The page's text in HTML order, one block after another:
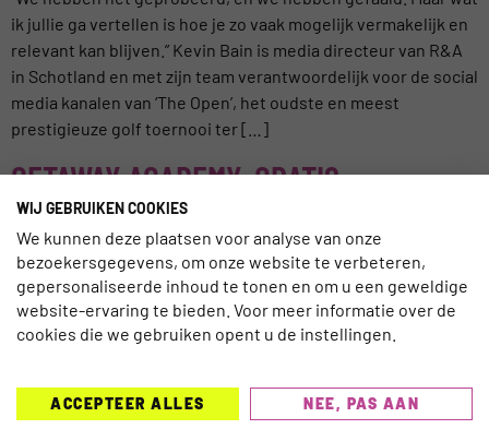
ik jullie ga vertellen is hoe je zo vaak mogelijk vermakelijk en
relevant kan blijven.” Kevin Bain is media directeur van R&A
in Schotland en met zijn team verantwoordelijk voor de social
media kanalen van ‘The Open’, het oudste en meest
prestigieuze golf toernooi ter […]
GETAWAY ACADEMY. GRATIS
WORKSHOPS VOOR TRAVELBLOGGERS
IN DE DOP! #ADVERTORIAL
Reisreportages, travel blogging en SEO copywriting zijn
bestemmingen? Afgelopen vrijdag hebben acht deelnemers
de workshop ‘Reisjournalistiek’ gevolgd bij Getaway aan de
WIJ GEBRUIKEN COOKIES
We kunnen deze plaatsen voor analyse van onze
bezoekersgegevens, om onze website te verbeteren,
gepersonaliseerde inhoud te tonen en om u een geweldige
website-ervaring te bieden. Voor meer informatie over de
cookies die we gebruiken opent u de instellingen.
ACCEPTEER ALLES NEE, PAS AAN